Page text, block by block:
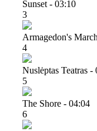
Sunset - 03:10
3
Armagedon's
4
Nuslėptas Teatras -
5
The Shore - 04:04
6